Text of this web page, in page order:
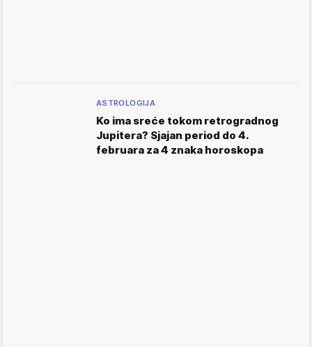
ASTROLOGIJA
Ko ima sreće tokom retrogradnog
Jupitera? Sjajan period do 4.
februara za 4 znaka horoskopa